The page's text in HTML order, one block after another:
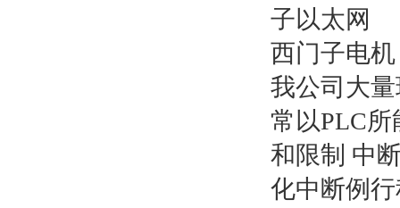
子以太网
西门子电
我公司大
常以PLC
和限制 中
化中断例